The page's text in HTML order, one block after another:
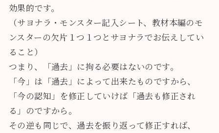
効果的です。
（サヨナラ・モンスター記入シート、教材本編のモ
ンスターの欠片１つ１つとサヨナラでお伝えしてい
ること）
つまり、「過去」に拘る必要はないのです。
「今」は「過去」によって出来たものですから、
「今の認知」を修正していけば「過去も修正され
る」のですから。
その逆も同じで、過去を振り返って修正すれば、